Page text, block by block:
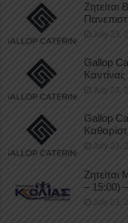
Ζητείται
July 23,
Gallop
Καντίνας
July 23,
Gallop
July 23,
– 15:00)
July 23,